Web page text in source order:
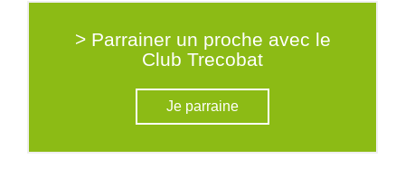
> Parrainer un proche avec le
Club Trecobat
Je parraine